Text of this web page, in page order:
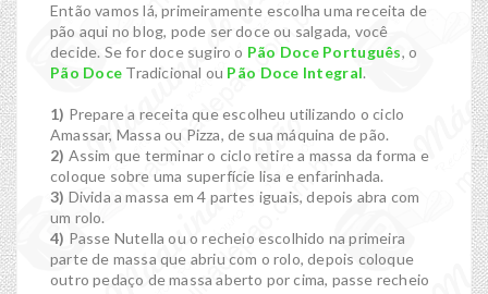
Então vamos lá, primeiramente escolha uma receita de
pão aqui no blog, pode ser doce ou salgada, você
decide. Se for doce sugiro o Pão Doce Português, o
Pão Doce Tradicional ou Pão Doce Integral.
1) Prepare a receita que escolheu utilizando o ciclo
Amassar, Massa ou Pizza, de sua máquina de pão.
2) Assim que terminar o ciclo retire a massa da forma e
coloque sobre uma superfície lisa e enfarinhada.
3) Divida a massa em 4 partes iguais, depois abra com
um rolo.
4) Passe Nutella ou o recheio escolhido na primeira
parte de massa que abriu com o rolo, depois coloque
outro pedaço de massa aberto por cima, passe recheio